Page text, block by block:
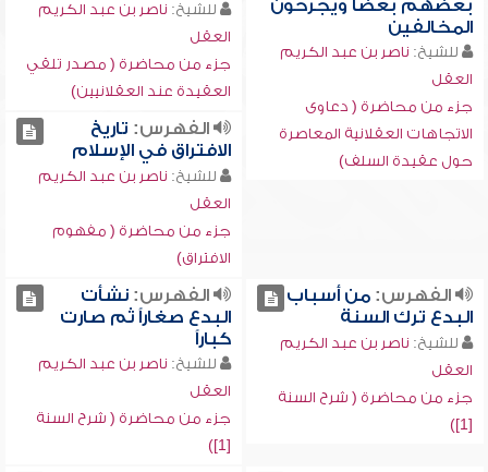
بعضهم بعضاً ويجرحون
المخالفين
للشيخ: ناصر بن عبد الكريم
العقل
جزء من محاضرة ( دعاوى
الاتجاهات العقلانية المعاصرة
حول عقيدة السلف)
للشيخ: ناصر بن عبد الكريم
العقل
جزء من محاضرة ( مصدر تلقي
العقيدة عند العقلانيين)
الفهرس: تاريخ
الافتراق في الإسلام
للشيخ: ناصر بن عبد الكريم
العقل
جزء من محاضرة ( مفهوم
الافتراق)
الفهرس:من أسباب
البدع ترك السنة
للشيخ: ناصر بن عبد الكريم
العقل
جزء من محاضرة ( شرح السنة
[1])
الفهرس:نشأت
البدع صغاراً ثم صارت
كباراً
للشيخ: ناصر بن عبد الكريم
العقل
جزء من محاضرة ( شرح السنة
[1])